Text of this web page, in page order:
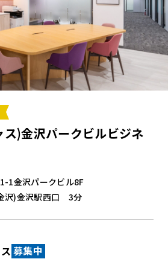
イルから探す
999-076
時間 平日9:00～18:00
Office Styleとは
)金沢パークビルビジネ
1金沢パークビル8F
沢)金沢駅西口 3分
募集中